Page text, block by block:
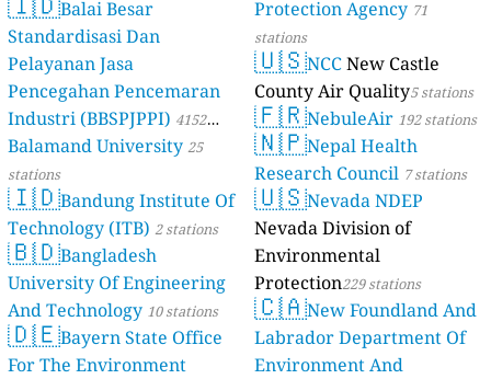
Balai Besar
Standardisasi Dan
Pelayanan Jasa
Pencegahan Pencemaran
Industri (BBSPJPPI) 4152
stations
Balamand University25
stations
🇮🇩Bandung Institute Of
Technology (ITB) 2 stations
🇧🇩Bangladesh
University Of Engineering
And Technology 10 stations
🇩🇪Bayern State Office
For The Environment
Protection Agency 71
stations
🇺🇸NCCNew Castle
County Air Quality5 stations
🇫🇷NebuleAir 192 stations
🇳🇵Nepal Health
Research Council 7 stations
🇺🇸Nevada NDEP
Nevada Division of
Environmental
Protection229 stations
🇨🇦New Foundland And
Labrador Department Of
Environment And